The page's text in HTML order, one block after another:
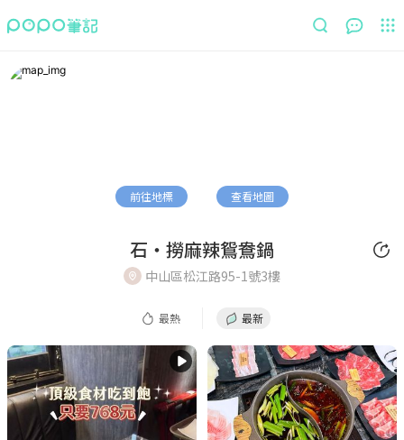
前往地標 查看地圖
石‧撈麻辣鴛鴦鍋
中山區松江路95-1號3樓
最熱 最新